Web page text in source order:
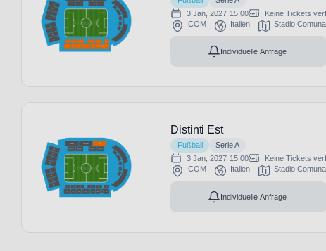
3 Jan, 2027 15:00
Keine Tickets
COM
Italien Stadio
Individuelle Anfrage
Distinti Est
Fußball
Serie A
3 Jan, 2027 15:00
Keine Tickets
COM
Italien Stadio
Individuelle Anfrage